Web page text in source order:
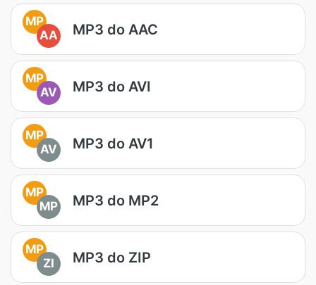
MP
AA
MP3 do AAC
MP
AV
MP3 do AVI
MP
AV
MP3 do AV1
MP
MP
MP3 do MP2
MP
ZI
MP3 do ZIP